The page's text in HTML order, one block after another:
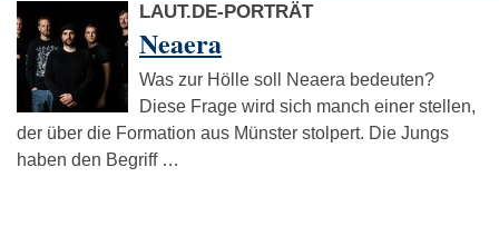
LAUT.DE-PORTRÄT
Neaera
Was zur Hölle soll Neaera bedeuten?
Diese Frage wird sich manch einer stellen,
der über die Formation aus Münster stolpert. Die Jungs
haben den Begriff …